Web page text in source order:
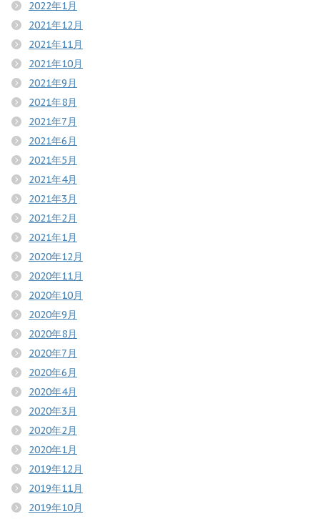
2022年1月
2021年12月
2021年11月
2021年10月
2021年9月
2021年8月
2021年7月
2021年6月
2021年5月
2021年4月
2021年3月
2021年2月
2021年1月
2020年12月
2020年11月
2020年10月
2020年9月
2020年8月
2020年7月
2020年6月
2020年4月
2020年3月
2020年2月
2020年1月
2019年12月
2019年11月
2019年10月